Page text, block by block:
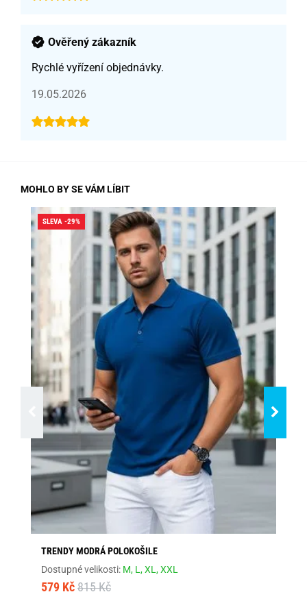
Ověřený zákazník
Rychlé vyřízení objednávky.
19.05.2026
MOHLO BY SE VÁM LÍBIT
SLEVA -29%
TRENDY MODRÁ POLOKOŠILE
Dostupné velikosti: M, L,XL,XXL
579 Kč 815 Kč